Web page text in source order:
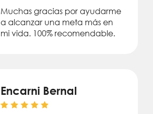
Muchas gracias por ayudarme
a alcanzar una meta más en
mi vida. 100% recomendable.
Encarni Bernal